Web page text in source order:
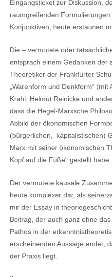
Eingangsticket zur Diskussion,
raumgreifenden
Konjunktiven, heute erstaunen
Die – vermutete oder
entsprach einem Gedanken der
Theoretiker der Frankfurter
„Warenform und Denkform“
Krahl, Helmut Reinicke und
dass die Hegel-Marxsche
Abbild der ökonomischen
(bürgerlichen, kapitalistischen)
Marx mit seiner ökonomischen
Kopf auf die Füße“ gestellt habe.
Der vermutete kausale
heute komplexer dar, als
mir der Essay in
Beitrag, der auch ganz ohne
Pathos in der
erscheinenden Aussage endet,
der Praxis liegt.